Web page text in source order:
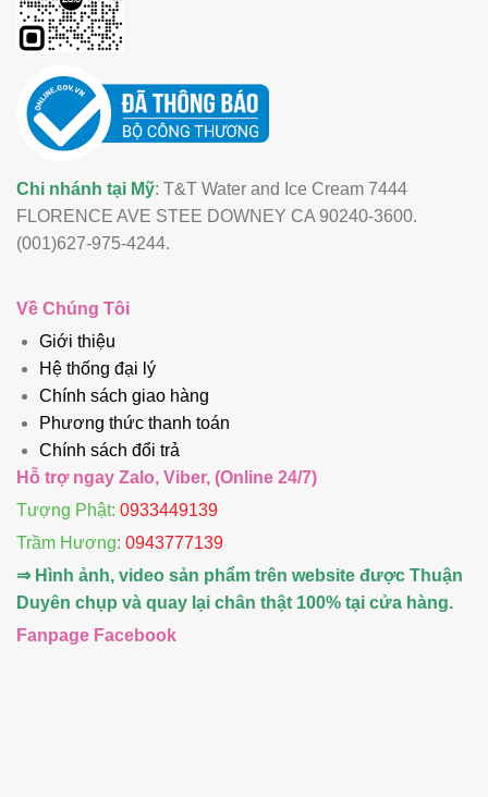
Chi nhánh tại Mỹ: T&T Water and Ice Cream 7444
FLORENCE AVE STEE DOWNEY CA 90240-3600.
(001)627-975-4244.
Về Chúng Tôi
Giới thiệu
Hệ thống đại lý
Chính sách giao hàng
Phương thức thanh toán
Chính sách đổi trả
Hỗ trợ ngay Zalo, Viber, (Online 24/7)
Tượng Phật: 0933449139
Trầm Hương: 0943777139
⇒ Hình ảnh, video sản phẩm trên website được Thuận
Duyên chụp và quay lại chân thật 100% tại cửa hàng.
Fanpage Facebook